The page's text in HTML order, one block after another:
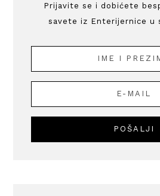
Prijavite se i dobićete
savete iz Enterijernice u